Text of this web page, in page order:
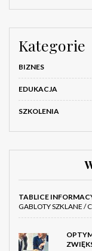
Kategorie
BIZNES
EDUKACJA
SZKOLENIA
TABLICE
GABLOTY SZKLANE /